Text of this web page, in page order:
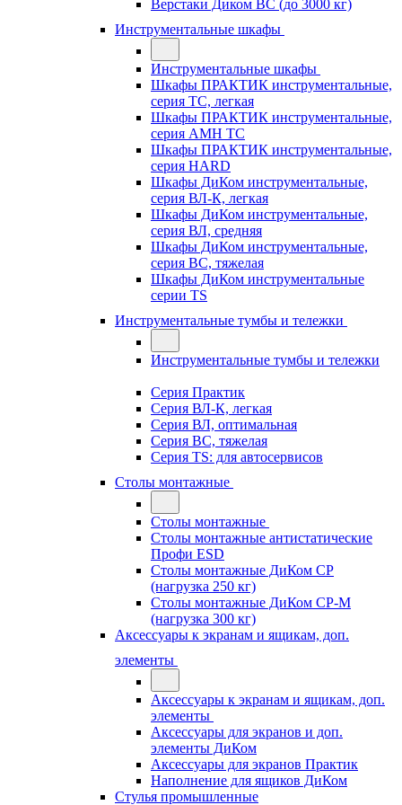
Верстаки Диком ВС (до 3000 кг)
Инструментальные шкафы
Инструментальные шкафы
Шкафы ПРАКТИК инструментальные,
серия TC, легкая
Шкафы ПРАКТИК инструментальные,
серия AMH TC
Шкафы ПРАКТИК инструментальные,
серия HARD
Шкафы ДиКом инструментальные,
cерия ВЛ-К, легкая
Шкафы ДиКом инструментальные,
серия ВЛ, средняя
Шкафы ДиКом инструментальные,
серия ВС, тяжелая
Шкафы ДиКом инструментальные
серии TS
Инструментальные тумбы и тележки
Инструментальные тумбы и тележки
Серия Практик
Серия ВЛ-К, легкая
Серия ВЛ, оптимальная
Серия ВС, тяжелая
Серия TS: для автосервисов
Столы монтажные
Столы монтажные
Столы монтажные антистатические
Профи ESD
Столы монтажные ДиКом СР
(нагрузка 250 кг)
Столы монтажные ДиКом СР-М
(нагрузка 300 кг)
Аксессуары к экранам и ящикам, доп.
элементы
Аксессуары к экранам и ящикам, доп.
элементы
Аксессуары для экранов и доп.
элементы ДиКом
Аксессуары для экранов Практик
Наполнение для ящиков ДиКом
Стулья промышленные